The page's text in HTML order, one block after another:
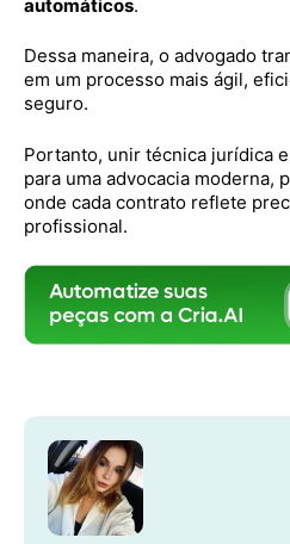
automáticos.
Dessa maneira, o advogado
em um processo mais ágil,
seguro.
Portanto, unir técnica jurídica
para uma advocacia moderna,
onde cada contrato reflete
profissional.